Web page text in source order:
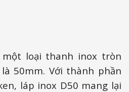
một loại thanh inox tròn
50mm. Với thành phần
láp inox D50 mang lại